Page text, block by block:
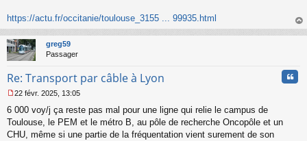
n
u
https://actu.fr/occitanie/toulouse_3155 ... 99935.html
au
greg59
Passager
Re: Transport par câble à Lyon
e
s
s
22 févr. 2025, 13:05
6 000 voy/j ça reste pas mal pour une ligne qui relie le campus de
Toulouse, le PEM et le métro B, au pôle de recherche Oncopôle et un
CHU, même si une partie de la fréquentation vient surement de son